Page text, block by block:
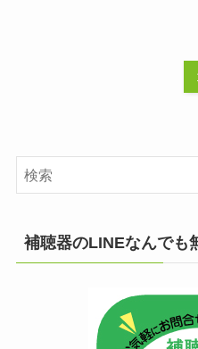
補聴器のLINEなんでも